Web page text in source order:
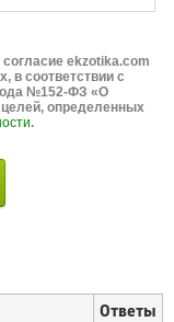
ekzotika.com
в соответствии с
№152-ФЗ «О
определенных
.
Ответы